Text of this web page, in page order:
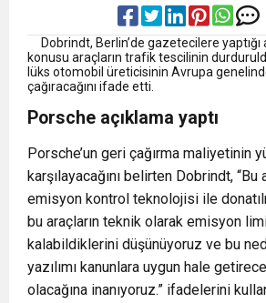
Dobrindt, Berlin’de gazetecilere yaptığı
konusu araçların trafik tescilinin
lüks otomobil üreticisinin Avrupa
çağıracağını ifade etti.
Porsche açıklama yaptı
Porsche’un geri çağırma maliyetinin
karşılayacağını belirten Dobrindt, “Bu
emisyon kontrol teknolojisi ile
bu araçların teknik olarak emisyon
kalabildiklerini düşünüyoruz ve bu
yazılımı kanunlara uygun hale
olacağına inanıyoruz.” ifadelerini